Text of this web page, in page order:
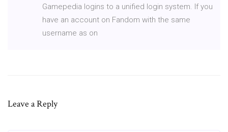
Gamepedia logins to a unified login system. If you
have an account on Fandom with the same
username as on
Leave a Reply